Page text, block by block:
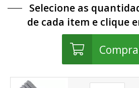
Selecione as
de cada item e clique